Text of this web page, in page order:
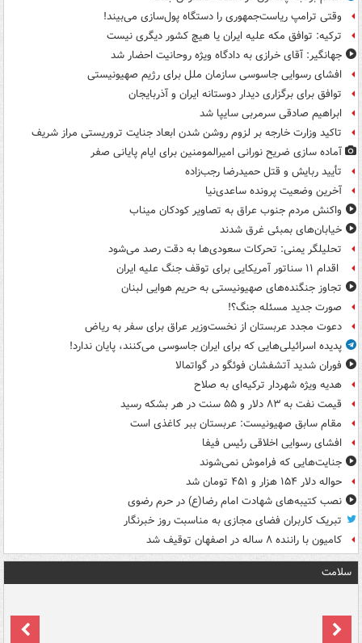
وقتی ترامپ ریاست‌جمهوری را دستگاه پول‌سازی می‌بیند!
ترکیه: توافق مکه علیه ایران یا هیچ کشور دیگری نیست
جهانگیر: آقای خرازی به دادگاه ویژه روحانیت احضار شد
افشای رسوایی جاسوسی سازمان ملل برای رژیم صهیونیستی
توافق برای برگزاری دیدار دوستانه ایران و آذربایجان
ابراهیم صادقی سرمربی سایپا شد
تاکید وزارت خارجه بر لزوم روشن شدن ابعاد جنایت تروریستی مراز شریف
آماده سازی ضریح نورانی امیرالمومنین برای ایام پایانی صفر
تأیید ربایش و قتل حمیدرضا رجب‌زاده
آخرین وضعیت پرونده ساعدی‌نیا
واکنش مردم جنوب عراق به تصاویر کودکان میناب
خیابان‌های بمبئی غرق شدند
تحلیلگر یمنی: تحرکات سعودی‌ها به دقت رصد می‌شود
اقدام ۱۱ سناتور آمریکایی برای توقف جنگ علیه ایران
تجاوز جنگنده‌های صهیونیستی به حریم هوایی لبنان
صورت جدید مسئله جنگ؟!
دعوت مجدد عربستان از نخست‌وزیر عراق برای سفر به ریاض
پدیده اسرائیلی‌هایی که برای ایران جاسوسی می‌کنند، پایان ندارد!
فوران شدید آتشفشان فوئگو در گواتمالا
هدیه ویژه شهردار ترکیه‌ای به صلاح
قیمت نفت به ۸۳ دلار و ۵۵ سنت در هر بشکه رسید
مقام سابق صهیونیست: عربستان ببر کاغذی است
افشای رسوایی اخلاقی رئیس فیفا
جنایت‌هایی که فراموش نمی‌شوند
حواله دلار ۱۵۴ هزار و ۴۵۱ تومان شد
نصب کتیبه‌های شهادت امام رضا(ع) در حرم رضوی
تبریک کاربران فضای مجازی به مناسبت روز خبرنگار
کامیون با راننده ۸ ساله در اصفهان توقیف شد
سلامت